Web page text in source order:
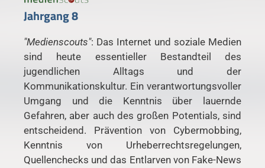
Jahrgang 8
"Medienscouts": Das Internet und soziale Medien
sind heute essentieller Bestandteil des
jugendlichen Alltags und der
Kommunikationskultur. Ein verantwortungsvoller
Umgang und die Kenntnis über lauernde
Gefahren, aber auch des großen Potentials, sind
entscheidend. Prävention von Cybermobbing,
Kenntnis von Urheberrechtsregelungen,
Quellenchecks und das Entlarven von Fake-News